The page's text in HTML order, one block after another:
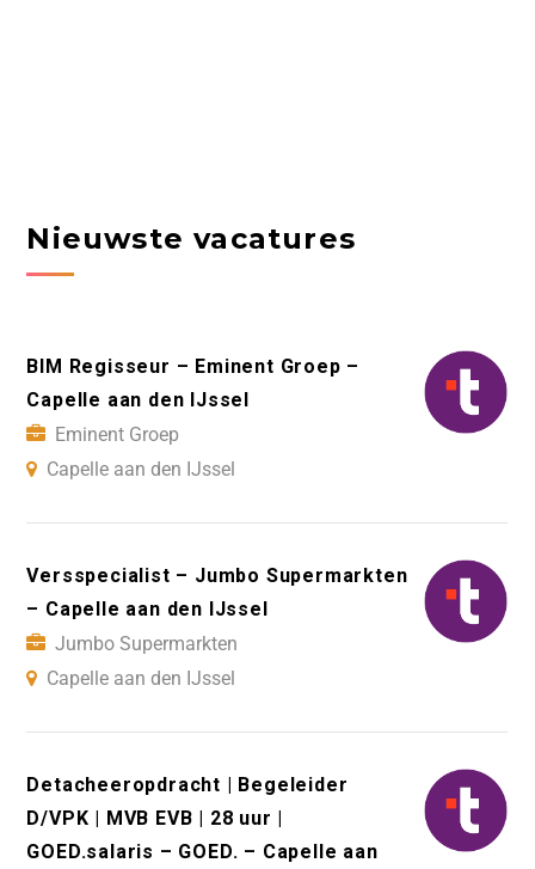
Nieuwste vacatures
BIM Regisseur – Eminent Groep –
Capelle aan den IJssel
Eminent Groep
Capelle aan den IJssel
Versspecialist – Jumbo Supermarkten
– Capelle aan den IJssel
Jumbo Supermarkten
Capelle aan den IJssel
Detacheeropdracht | Begeleider
D/VPK | MVB EVB | 28 uur |
GOED.salaris – GOED. – Capelle aan